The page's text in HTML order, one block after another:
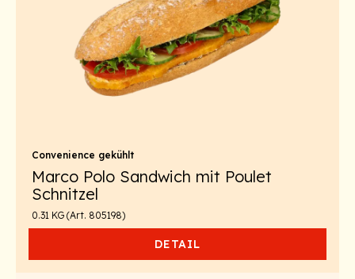
Convenience gekühlt
Marco Polo Sandwich mit Poulet
Schnitzel
0.31 KG (Art. 805198)
DETAIL